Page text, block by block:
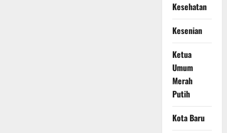
Kesehatan
Kesenian
Ketua
Umum
Merah
Putih
Kota Baru